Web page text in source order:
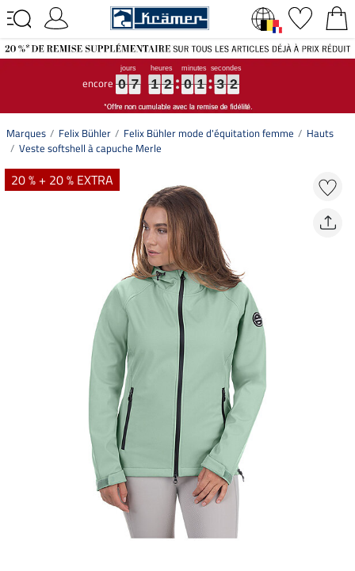
encore 0
0
0
0 7
7
7
7 1
1
1
1 2
2
2
2 0
0
0
0 1
1
1
1 3
3
3
3 1
2
1
2
Marques Felix Bühler Felix Bühler mode d'équitation femme
Hauts
Veste softshell à capuche Merle
20 % + 20 % EXTRA